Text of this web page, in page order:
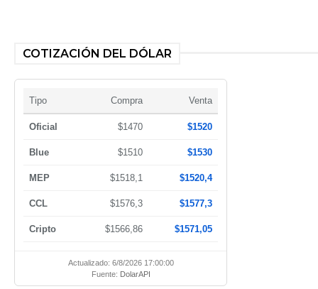
COTIZACIÓN DEL DÓLAR
Tipo Compra Venta
Oficial $1470 $1520
Blue $1510 $1530
MEP $1518,1 $1520,4
CCL $1576,3 $1577,3
Cripto $1566,86 $1571,05
Actualizado: 6/8/2026 17:00:00
Fuente: DolarAPI